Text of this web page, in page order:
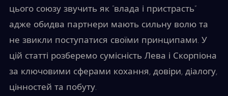
цього союзу звучить як “влада і пристрасть”
адже обидва партнери мають сильну волю та
не звикли поступатися своїми принципами. У
цій статті розберемо сумісність Лева і Скорпіона
за ключовими сферами кохання, довіри, діалогу,
цінностей та побуту.